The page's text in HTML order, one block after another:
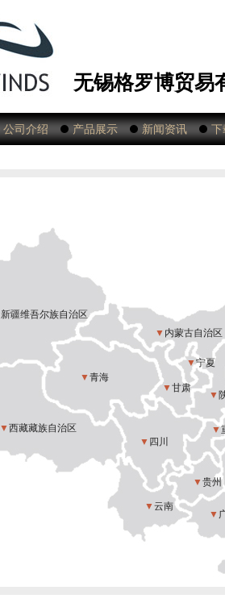
无锡格罗博贸易
公司介绍 产品展示 新闻资讯 下
▼
▼贵州
▼ 四川
▼
新疆维吾尔族自治区
▼ 内蒙古自治区
▼宁夏
▼青海
▼西藏藏族自治区
▼甘肃
▼
▼云南